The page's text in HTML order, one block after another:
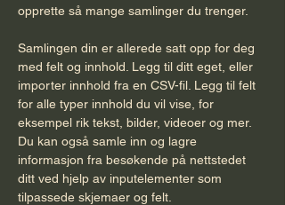
opprette så mange samlinger du trenger.
Samlingen din er allerede satt opp for deg
med felt og innhold. Legg til ditt eget, eller
importer innhold fra en CSV-fil. Legg til felt
for alle typer innhold du vil vise, for
eksempel rik tekst, bilder, videoer og mer.
Du kan også samle inn og lagre
informasjon fra besøkende på nettstedet
ditt ved hjelp av inputelementer som
tilpassede skjemaer og felt.